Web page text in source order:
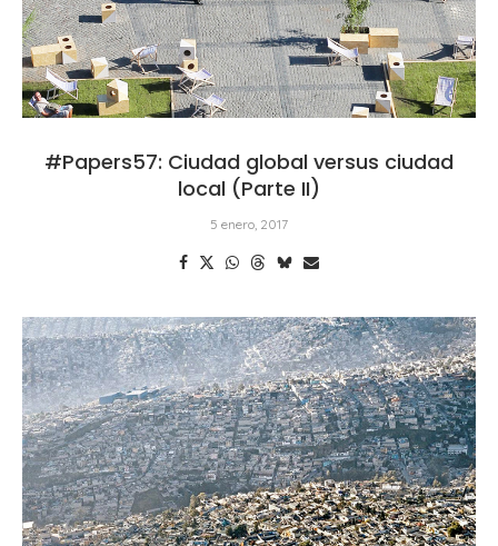
#Papers57: Ciudad global versus ciudad
local (Parte II)
5 enero, 2017